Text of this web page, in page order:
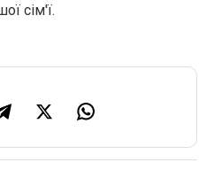
сім'ї.